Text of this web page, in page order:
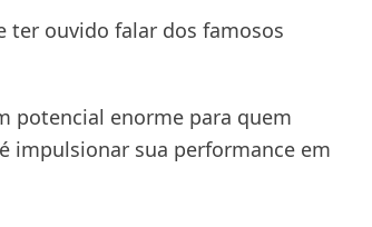
ter ouvido falar dos famosos
potencial enorme para quem
impulsionar sua performance em